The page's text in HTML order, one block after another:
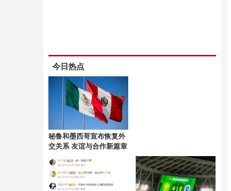
今日热点
秘鲁和墨西哥宣布恢复外
交关系 友谊与合作新篇章